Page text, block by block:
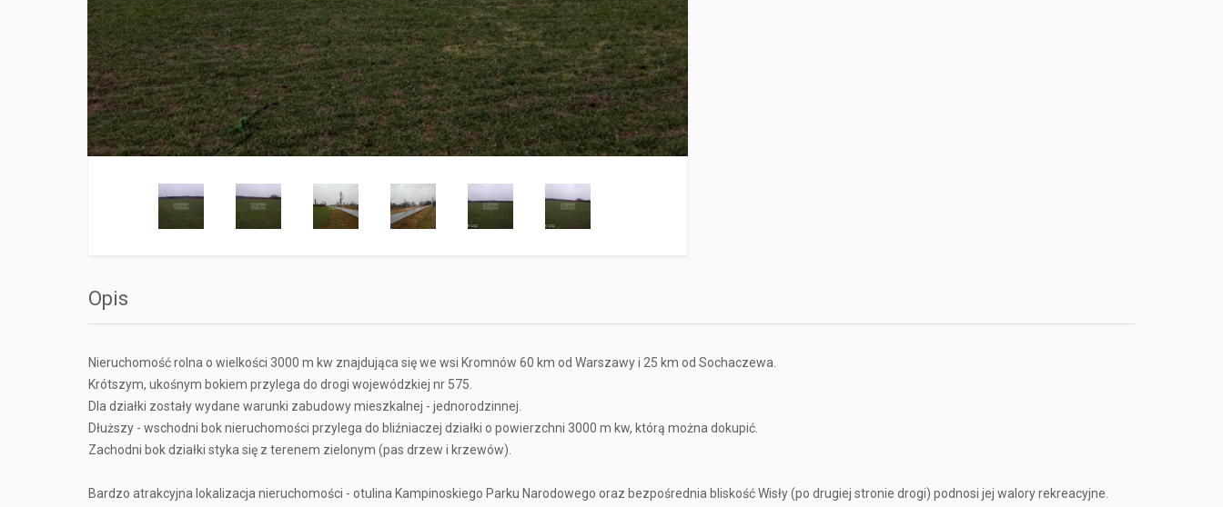
Opis
Nieruchomość rolna o wielkości 3000 m kw znajdująca się we wsi Kromnów 60 km od Warszawy i 25 km od Sochaczewa.
Krótszym, ukośnym bokiem przylega do drogi wojewódzkiej nr 575.
Dla działki zostały wydane warunki zabudowy mieszkalnej - jednorodzinnej.
Dłuższy - wschodni bok nieruchomości przylega do bliźniaczej działki o powierzchni 3000 m kw, którą można dokupić.
Zachodni bok działki styka się z terenem zielonym (pas drzew i krzewów).
Bardzo atrakcyjna lokalizacja nieruchomości - otulina Kampinoskiego Parku Narodowego oraz bezpośrednia bliskość Wisły (po drugiej stronie drogi) podnosi jej walory rekreacyjne.